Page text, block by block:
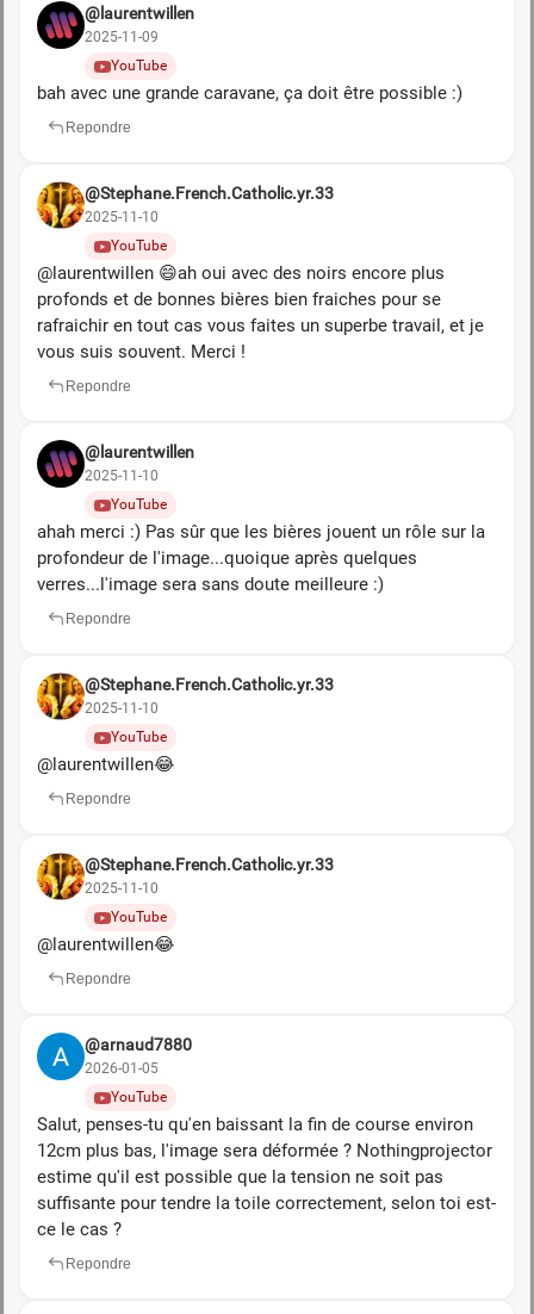
@laurentwillen
2025-11-09
YouTube
bah avec une grande caravane, ça doit être possible :)
Repondre
@Stephane.French.Catholic.yr.33
2025-11-10
YouTube
@laurentwillen 😄ah oui avec des noirs encore plus
profonds et de bonnes bières bien fraiches pour se
rafraichir en tout cas vous faites un superbe travail, et je
vous suis souvent. Merci !
Repondre
@laurentwillen
2025-11-10
YouTube
ahah merci :) Pas sûr que les bières jouent un rôle sur la
profondeur de l'image...quoique après quelques
verres...l'image sera sans doute meilleure :)
Repondre
@Stephane.French.Catholic.yr.33
2025-11-10
YouTube
​@laurentwillen😂
Repondre
@Stephane.French.Catholic.yr.33
2025-11-10
YouTube
​@laurentwillen😂
Repondre
@arnaud7880
2026-01-05
YouTube
Salut, penses-tu qu'en baissant la fin de course environ
12cm plus bas, l'image sera déformée ? Nothingprojector
estime qu'il est possible que la tension ne soit pas
suffisante pour tendre la toile correctement, selon toi est-
ce le cas ?
Repondre